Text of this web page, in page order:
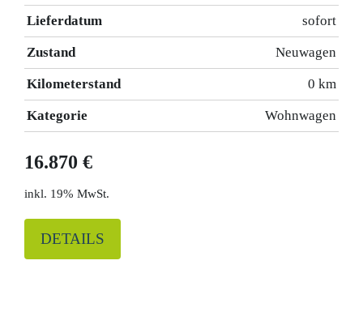
Lieferdatum sofort
Zustand Neuwagen
Kilometerstand 0 km
Kategorie Wohnwagen
16.870 €
19% MwSt.
DETAILS